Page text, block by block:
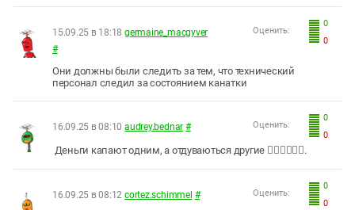
0
0
Оценить:
15.09.25 в 18:18 germaine_macgyver
#
Они должны были следить за тем, что технический
персонал следил за состоянием канатки
0
0
Оценить:
16.09.25 в 08:10 audrey.bednar #
Деньги капают одним, а отдуваються другие 🤷‍♂️🤷‍♂️🤷‍♂️.
0
0
Оценить:
16.09.25 в 08:12 cortez.schimmel #